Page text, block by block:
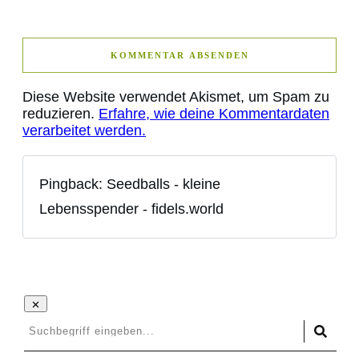
KOMMENTAR ABSENDEN
Diese Website verwendet Akismet, um Spam zu
reduzieren. Erfahre, wie deine Kommentardaten
verarbeitet werden.
Pingback: Seedballs - kleine
Lebensspender - fidels.world